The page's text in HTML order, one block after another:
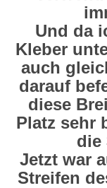
Und da
Kleber
auch
darauf
diese
Platz sehr
die
Jetzt war
Streifen